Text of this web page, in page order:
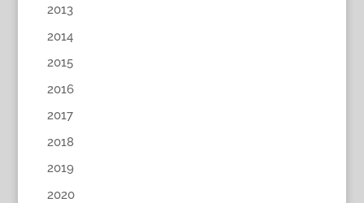
2013
2014
2015
2016
2017
2018
2019
2020